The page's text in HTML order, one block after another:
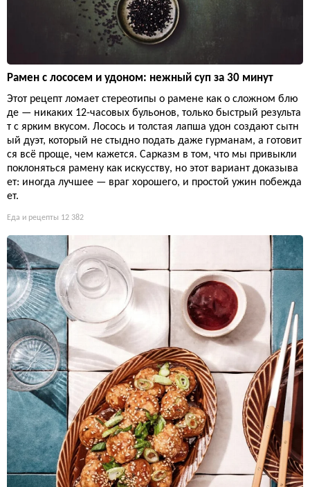
Рамен с лососем и удоном: нежный суп за 30 минут
Этот рецепт ломает стереотипы о рамене как о сложном блю
де — никаких 12-часовых бульонов, только быстрый результа
т с ярким вкусом. Лосось и толстая лапша удон создают сытн
ый дуэт, который не стыдно подать даже гурманам, а готовит
ся всё проще, чем кажется. Сарказм в том, что мы привыкли
поклоняться рамену как искусству, но этот вариант доказыва
ет: иногда лучшее — враг хорошего, и простой ужин побежда
ет.
Еда и рецепты 12 382